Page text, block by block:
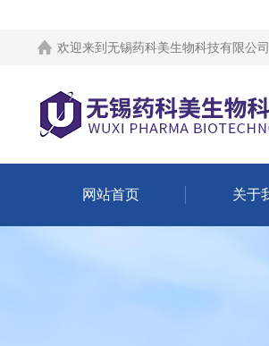
欢迎来到 无锡药科美生物科技有限公
网站首页 关于